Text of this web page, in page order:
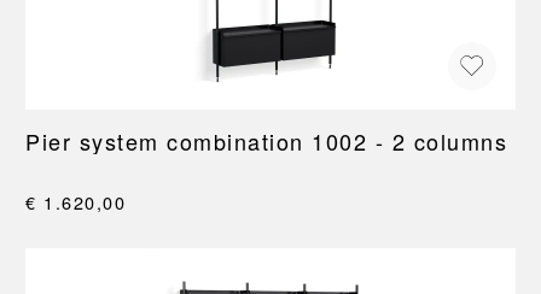
Pier system combination 1002 - 2 columns
€ 1.620,00